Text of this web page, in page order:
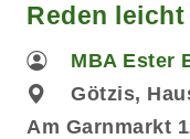
Reden
MBA Ester
Götzis,
Am Garnmarkt